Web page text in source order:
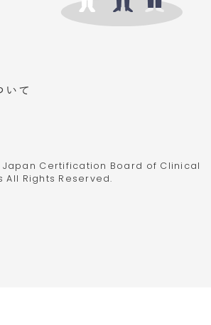
いて
Certification Board of Clinical
Rights Reserved.